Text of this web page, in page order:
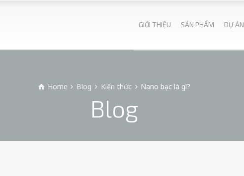
GIỚI THIỆU SẢN PHẨM DỰ ÁN
Home Blog Kiến thức Nano bạc là gì?
Blog